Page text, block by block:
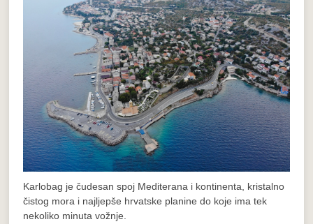
Karlobag je čudesan spoj Mediterana i kontinenta, kristalno
čistog mora i najljepše hrvatske planine do koje ima tek
nekoliko minuta vožnje.